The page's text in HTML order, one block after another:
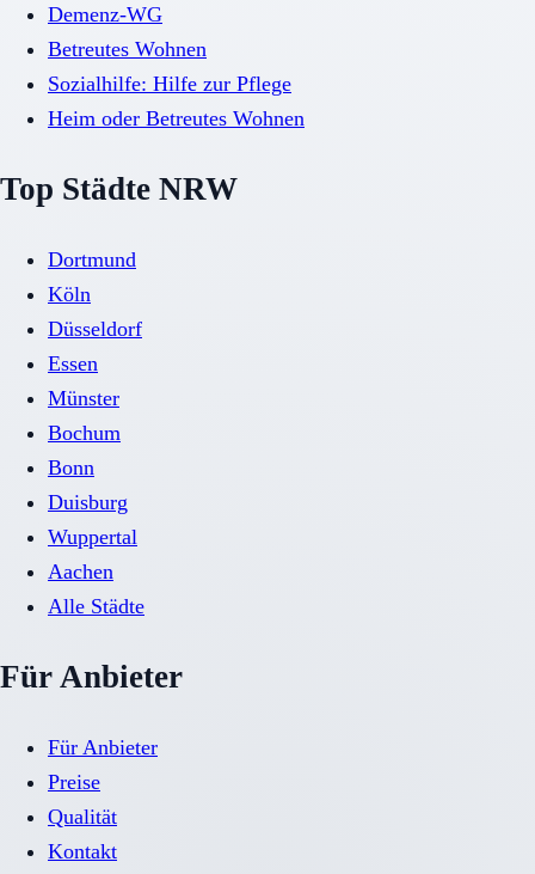
Demenz-WG
Betreutes Wohnen
Sozialhilfe: Hilfe zur Pflege
Heim oder Betreutes Wohnen
Top Städte NRW
Dortmund
Köln
Düsseldorf
Essen
Münster
Bochum
Bonn
Duisburg
Wuppertal
Aachen
Alle Städte
Für Anbieter
Für Anbieter
Preise
Qualität
Kontakt